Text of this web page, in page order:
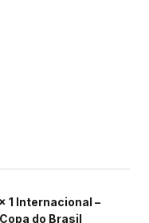
1 Internacional –
do Brasil